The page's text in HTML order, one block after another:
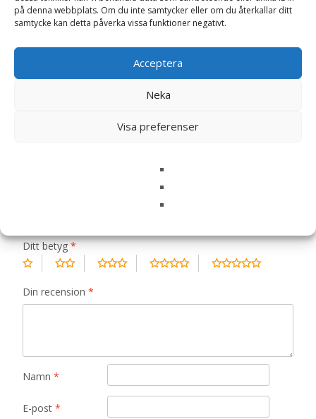
på denna webbplats. Om du inte samtycker eller om du återkallar ditt
samtycke kan detta påverka vissa funktioner negativt.
Acceptera
Neka
Visa preferenser
Det finns inga recensioner än.
Bli först med att recensera ”Puppy
Medium Breed CPD-M – 12 kg – Specific”
Din e-postadress kommer inte publiceras.
Ditt betyg*
Din recension *
Namn *
E-post *